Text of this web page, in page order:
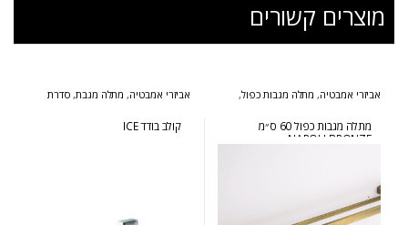
מוצרים קשורים
אביזרי אמבטיה, מתלה מגבות כפול,
מתלה מגבות כפול 60 ס״מ
NAPOLI BRONZE
אביזרי אמבטיה, מתלה מגבת, סדרת
קולב בודד ICE